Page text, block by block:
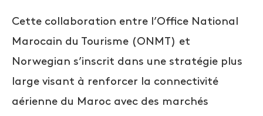
Cette collaboration entre l’Office National
Marocain du Tourisme (ONMT) et
Norwegian s’inscrit dans une stratégie plus
large visant à renforcer la connectivité
aérienne du Maroc avec des marchés